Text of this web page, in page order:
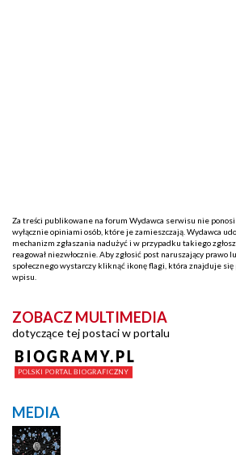
Za treści publikowane na forum Wydawca serwisu nie
wyłącznie opiniami osób, które je zamieszczają. Wydawca
mechanizm zgłaszania nadużyć i w przypadku takiego
reagował niezwłocznie. Aby zgłosić post naruszający prawo
społecznego wystarczy kliknąć ikonę flagi, która znajduje
wpisu.
ZOBACZ MULTIMEDIA
dotyczące tej postaci w portalu
MEDIA